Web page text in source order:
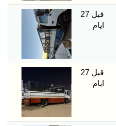
قبل 27
ايام
قبل 27
ايام